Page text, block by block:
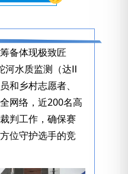
备体现极致匠
河水质监测（达Ⅱ
和乡村志愿者、
网络，近200名高
判工作，确保赛
位守护选手的竞